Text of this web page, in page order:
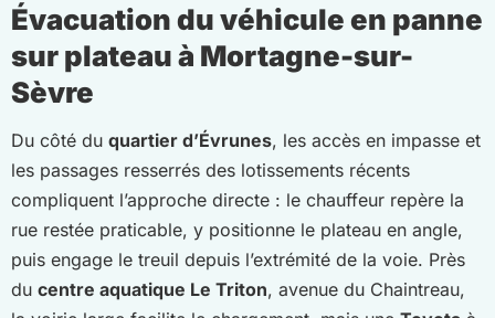
Évacuation du véhicule en panne
sur plateau à Mortagne-sur-
Sèvre
Du côté du quartier d’Évrunes, les accès en impasse et
les passages resserrés des lotissements récents
compliquent l’approche directe : le chauffeur repère la
rue restée praticable, y positionne le plateau en angle,
puis engage le treuil depuis l’extrémité de la voie. Près
du centre aquatique Le Triton, avenue du Chaintreau,